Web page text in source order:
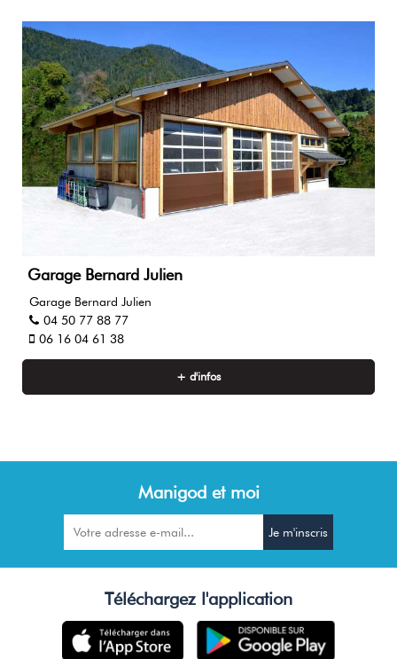
Garage Bernard Julien
Garage Bernard Julien
04 50 77 88 77
06 16 04 61 38
+ d'infos
Manigod et moi
Téléchargez l'application